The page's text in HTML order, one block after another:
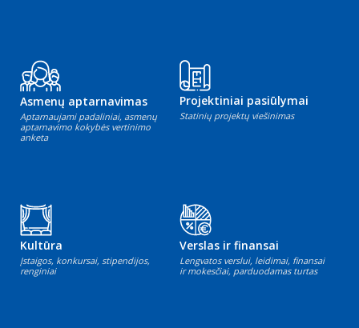
Asmenų aptarnavimas
Aptarnaujami padaliniai, asmenų
aptarnavimo kokybės vertinimo
anketa
Projektiniai pasiūlymai
Statinių projektų viešinimas
Kultūra
Įstaigos, konkursai, stipendijos,
renginiai
Verslas ir finansai
Lengvatos verslui, leidimai, finansai
ir mokesčiai, parduodamas turtas